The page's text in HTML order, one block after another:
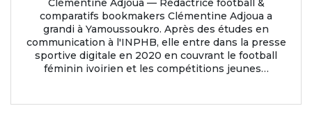
Clémentine Adjoua — Rédactrice football &
comparatifs bookmakers Clémentine Adjoua a
grandi à Yamoussoukro. Après des études en
communication à l'INPHB, elle entre dans la presse
sportive digitale en 2020 en couvrant le football
féminin ivoirien et les compétitions jeunes…